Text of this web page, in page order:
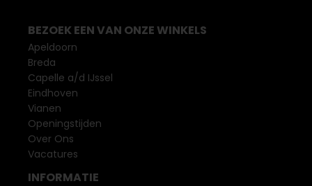
BEZOEK EEN VAN ONZE WINKELS
Apeldoorn
Breda
Capelle a/d IJssel
Eindhoven
Vianen
Openingstijden
Over Ons
Vacatures
INFORMATIE